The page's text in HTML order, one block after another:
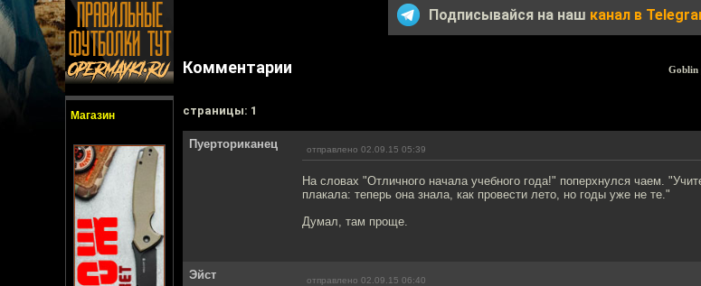
Магазин
Подписывайся на наш канал в
Комментарии Goblin
cтраницы: 1
Пуерториканец отправлено 02.09.15 05:39
На словах "Отличного начала учебного года!" поперхнулся чаем.
плакала: теперь она знала, как провести лето, но годы уже не те."
Думал, там проще.
Эйст отправлено 02.09.15 06:40